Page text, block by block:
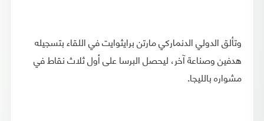
وتألق الدولي الدنماركي مارتن برايثوايت في اللقاء بتسجيله
هدفين وصناعة آخر، ليحصل البرسا على أول ثلاث نقاط في
مشواره بالليجا.